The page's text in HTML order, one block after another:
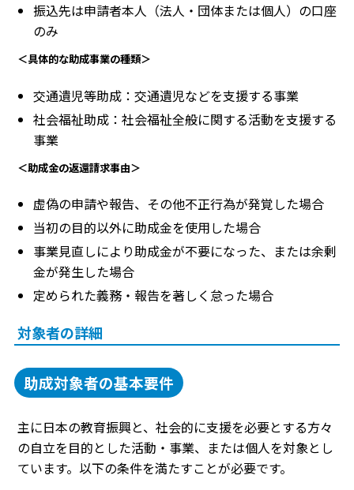
振込先は申請者本人（法人・団体または個人）の口座
のみ
＜具体的な助成事業の種類＞
交通遺児等助成：交通遺児などを支援する事業
社会福祉助成：社会福祉全般に関する活動を支援する
事業
＜助成金の返還請求事由＞
虚偽の申請や報告、その他不正行為が発覚した場合
当初の目的以外に助成金を使用した場合
事業見直しにより助成金が不要になった、または余剰
金が発生した場合
定められた義務・報告を著しく怠った場合
対象者の詳細
助成対象者の基本要件
主に日本の教育振興と、社会的に支援を必要とする方々
の自立を目的とした活動・事業、または個人を対象とし
ています。以下の条件を満たすことが必要です。